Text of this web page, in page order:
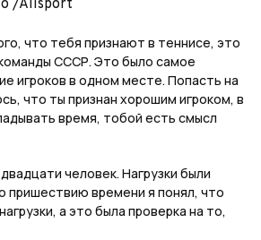
/Allsport
что тебя признают в теннисе, это
СССР. Это было самое
игроков в одном месте. Попасть на
что ты признан хорошим игроком, в
время, тобой есть смысл
человек. Нагрузки были
пришествию времени я понял, что
а это была проверка на то,